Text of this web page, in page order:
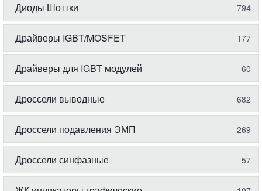
Диоды Шоттки 794
Драйверы IGBT/MOSFET 177
Драйверы для IGBT модулей 60
Дроссели выводные 682
Дроссели подавления ЭМП 269
Дроссели синфазные 57